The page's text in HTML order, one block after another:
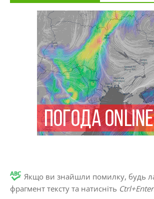
Якщо ви знайшли помилку, будь
фрагмент тексту та натисніть Ctrl+Enter